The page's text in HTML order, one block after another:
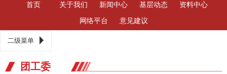
首页 关于我们 新闻中心 基层动态 资料中心
网络平台 意见建议
二级菜单
团工委